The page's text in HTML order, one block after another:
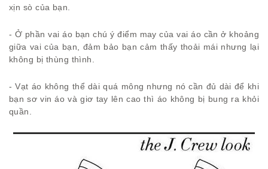
xịn sò của bạn.
- Ở phần vai áo bạn chú ý điểm may của vai áo cần ở khoảng
giữa vai của bạn, đảm bảo bạn cảm thấy thoải mái nhưng lại
không bị thùng thình.
- Vạt áo không thể dài quá mông nhưng nó cần đủ dài để khi
bạn sơ vin áo và giơ tay lên cao thì áo không bị bung ra khỏi
quần.